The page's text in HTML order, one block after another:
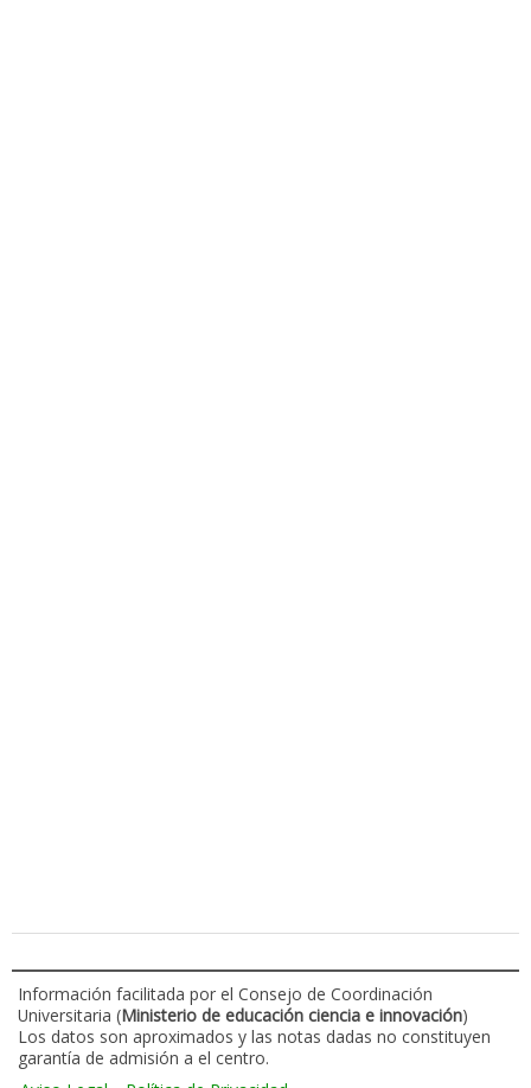
Información facilitada por el Consejo de Coordinación
Universitaria (Ministerio de educación ciencia e innovación)
Los datos son aproximados y las notas dadas no constituyen
garantía de admisión a el centro.